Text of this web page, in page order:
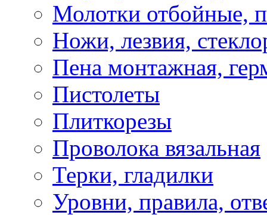
Молотки отбойные,
Ножи, лезвия,
Пена монтажная,
Пистолеты
Плиткорезы
Проволока вязальная
Терки, гладилки
Уровни, правила,